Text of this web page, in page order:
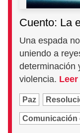
Cuento: La
Una espada
uniendo a
determinación
violencia.
Paz
Comunicación